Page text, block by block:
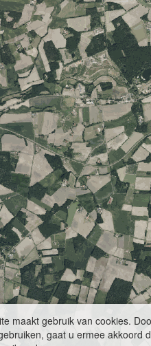
maakt gebruik van cookies.
gaat u ermee akkoord